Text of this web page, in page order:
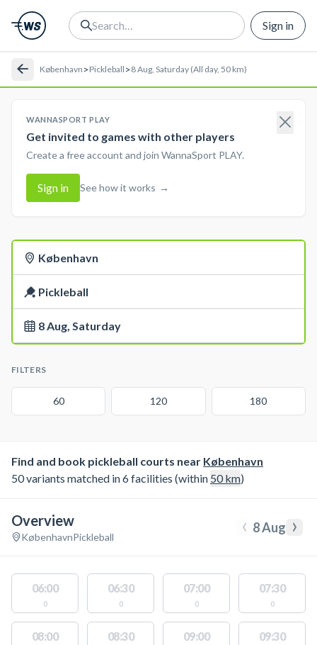
Sign in
København >Pickleball >8 Aug, Saturday (All day, 50 km)
WANNASPORT PLAY
Get invited to games with other players
Create a free account and join WannaSport PLAY.
Sign in See how it works →
København
Pickleball
8 Aug, Saturday
FILTERS
60 120 180
Find and book pickleball courts near København
50 variants matched in 6 facilities (within 50km)
Overview
KøbenhavnPickleball ‹ 8 Aug ›
06:00
0
06:30
0
07:00
0
07:30
0
08:00 08:30 09:00 09:30